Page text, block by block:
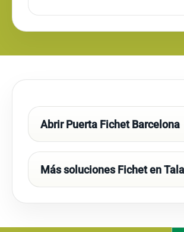
Abrir Puerta Fichet Barcelona
Más soluciones Fichet en